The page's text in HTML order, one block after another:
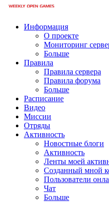
Информация
О проекте
Мониторинг
Больше
Правила
Правила сервера
Правила форума
Больше
Расписание
Видео
Миссии
Отряды
Активность
Новостные блоги
Активность
Ленты моей
Созданный мной
Пользователи
Чат
Больше